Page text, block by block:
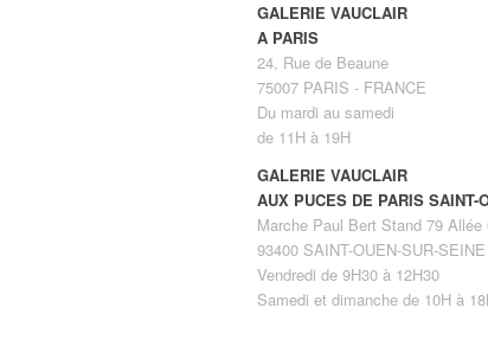
GALERIE VAUCLAIR
A PARIS
24, Rue de Beaune
75007 PARIS - FRANCE
Du mardi au samedi
de 11H à 19H
GALERIE VAUCLAIR
AUX PUCES DE PARIS SAINT-
Marche Paul Bert Stand 79 Allée
93400 SAINT-OUEN-SUR-
Vendredi de 9H30 à 12H30
Samedi et dimanche de 10H à